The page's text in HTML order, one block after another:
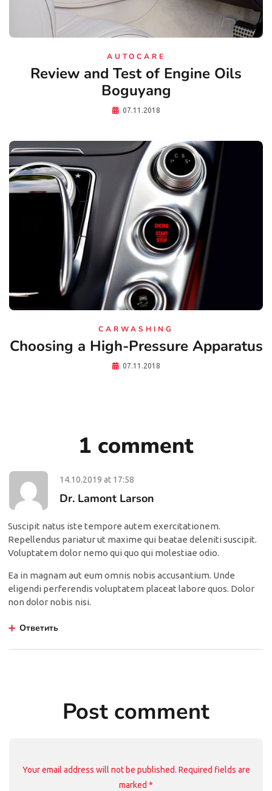
AUTOCARE
Review and Test of Engine Oils
Boguyang
07.11.2018
CARWASHING
Choosing a High-Pressure Apparatus
07.11.2018
1 comment
14.10.2019 at 17:58
Dr. Lamont Larson
Suscipit natus iste tempore autem exercitationem.
Repellendus pariatur ut maxime qui beatae deleniti suscipit.
Voluptatem dolor nemo qui quo qui molestiae odio.
Ea in magnam aut eum omnis nobis accusantium. Unde
eligendi perferendis voluptatem placeat labore quos. Dolor
non dolor nobis nisi.
Ответить
Post comment
Your email address will not be published. Required fields are
marked *